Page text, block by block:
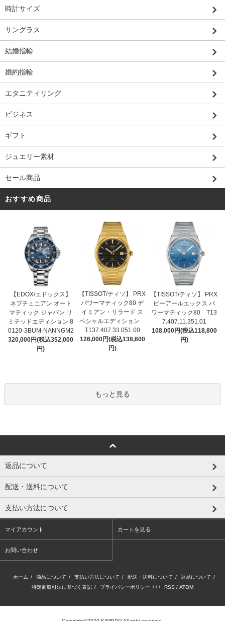
時計サイズ
サングラス
結婚指輪
婚約指輪
エタニティリング
ビジネス
ギフト
ジュエリー素材
セール商品
おすすめ商品
【EDOX/エドックス】
ネプチュニアン オート
マティック ジャパン リ
ミテッドエディション 8
0120-3BUM-NANNGM2
320,000円(税込352,000
円)
【TISSOT/ティソ】 PRX
パワーマティック80 デ
イミアン・リラード ス
ペシャルエディション
T137.407.33.051.00
126,000円(税込138,600
円)
【TISSOT/ティソ】 PRX
ピーアールエックス パ
ワーマティック80 T13
7.407.11.351.01
108,000円(税込118,800
円)
もっと見る
返品について
配送・送料について
支払い方法について
マイアカウント カートを見る
お問い合わせ
ホーム / 商品について / 支払い方法について / 配送・送料について / 返品について /
特定商取引法に基づく表記 / プライバシーポリシー / / / RSS / ATOM